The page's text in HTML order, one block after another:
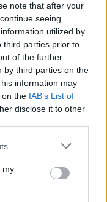
note that after your
seeing
utilized by
third parties prior to
of the further
by third parties on the
information may
on the IAB’s List of
disclose it to other
or more Google
You may click to
third-party tags to
in below Google
my
γράφουμε στην άμμο
το σβήσουν.
πρέπει να το
δεν μπορεί να το